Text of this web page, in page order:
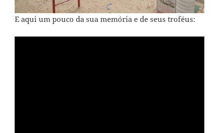
E aqui um pouco da sua memória e de seus troféus: